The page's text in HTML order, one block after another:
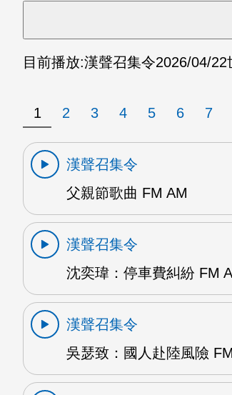
目前播放:漢聲召集令2026/04/22
1 2 3 4 5 6 7
漢聲召集令
父親節歌曲 FM AM
漢聲召集令
沈奕瑋：停車費糾紛 FM
漢聲召集令
吳瑟致：國人赴陸風險